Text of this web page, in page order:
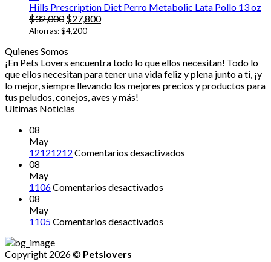
Hills Prescription Diet Perro Metabolic Lata Pollo 13 oz
$32,000 El
precio
era:
$32,000.
$27,800El
$27,800.
Ahorras:$4,200
Quienes Somos
¡En Pets Lovers encuentra todo lo que ellos necesitan! Todo lo
que ellos necesitan para tener una vida feliz y plena junto a ti, ¡y
lo mejor, siempre llevando los mejores precios y productos para
tus peludos, conejos, aves y más!
Ultimas Noticias
08
May
12121212 Comentarios desactivados
08
May
1106Comentarios desactivados
08
May
1105Comentarios desactivados
Copyright 2026 © Petslovers